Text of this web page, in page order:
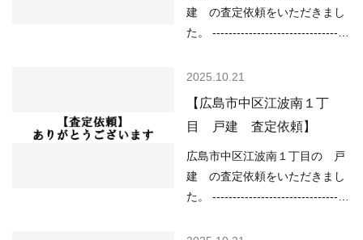
方によっては高く売却しやす
い」状況といってよい…
当なし -------------------------------
----------------------------------------
は、 ○住宅ローンが低金利で不
少なく、物件を探している人が
多い などの状況ですので、
「不動産売却のやり方によって
は高く売却しやすい」状況とい
ってよいと思いま…
建 の査定依頼をいただきまし
た。 ----------------------------------
--- （用途地域）第一種住居地域
該当なし （洪水）該当なし
（高潮）予想浸水深さ1ｍ以上2
ｍ未満 （内水）該当なし （津
波）浸水想定深さ0.3ｍ以上1.0
ｍ未満 -------------------------------
------ 現在の不動産市況について
2025.10.21
【広島市中区江波南１丁
目 戸建 査定依頼】
広島市中区江波南１丁目の 戸
建 の査定依頼をいただきまし
た。 ----------------------------------
--- （用途地域）第一種住居地域